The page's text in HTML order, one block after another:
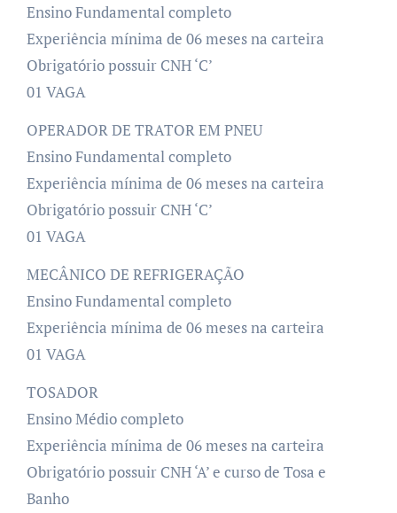
Ensino Fundamental completo
Experiência mínima de 06 meses na carteira
Obrigatório possuir CNH ‘C’
01 VAGA
OPERADOR DE TRATOR EM PNEU
Ensino Fundamental completo
Experiência mínima de 06 meses na carteira
Obrigatório possuir CNH ‘C’
01 VAGA
MECÂNICO DE REFRIGERAÇÃO
Ensino Fundamental completo
Experiência mínima de 06 meses na carteira
01 VAGA
TOSADOR
Ensino Médio completo
Experiência mínima de 06 meses na carteira
Obrigatório possuir CNH ‘A’ e curso de Tosa e
Banho